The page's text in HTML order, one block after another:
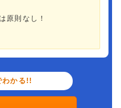
原則なし！
わかる!!